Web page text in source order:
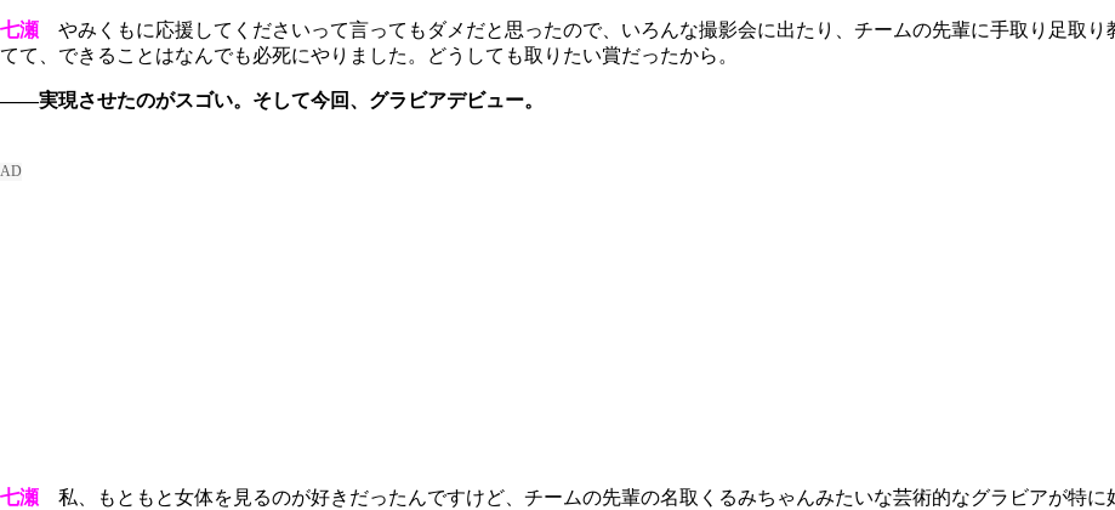
七瀬 やみくもに応援してくださいって言ってもダメだと思ったので、いろんな撮影会に出たり、チームの先輩に手取り足取
てて、できることはなんでも必死にやりました。どうしても取りたい賞だったから。
――実現させたのがスゴい。そして今回、グラビアデビュー。
七瀬 私、もともと女体を見るのが好きだったんですけど、チームの先輩の名取くるみちゃんみたいな芸術的なグラビアが特に